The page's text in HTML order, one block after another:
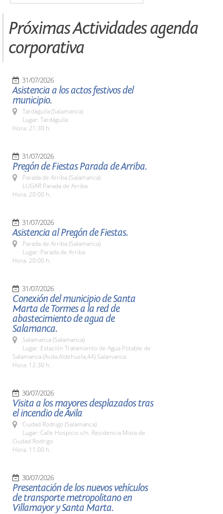
Próximas Actividades agenda
corporativa
31/07/2026
Asistencia a los actos festivos del
municipio.
Tardáguila (Salamanca)
Lugar: Tardáguila
Hora: 21:30 h.
31/07/2026
Pregón de Fiestas Parada de Arriba.
Parada de Arriba (Salamanca)
LUGAR Parada de Arriba
Hora: 20:00 h.
31/07/2026
Asistencia al Pregón de Fiestas.
Parada de Arriba (Salamanca)
Lugar: Parada de Arriba
Hora: 20:00 h.
31/07/2026
Conexión del municipio de Santa
Marta de Tormes a la red de
abastecimiento de agua de
Salamanca.
Salamanca (Salamanca)
Lugar: Estación Tratamiento de Agua Potable de
Salamanca (Avda.Aldehuela,44) Salamanca
Hora: 12:30 h.
30/07/2026
Visita a los mayores desplazados tras
el incendio de Ávila
Ciudad Rodrigo (Salamanca)
Lugar: Calle Hospicio s/n. Residencia Mixta de
Ciudad Rodrigo
Hora: 11:00 h.
30/07/2026
Presentación de los nuevos vehículos
de transporte metropolitano en
Villamayor y Santa Marta.